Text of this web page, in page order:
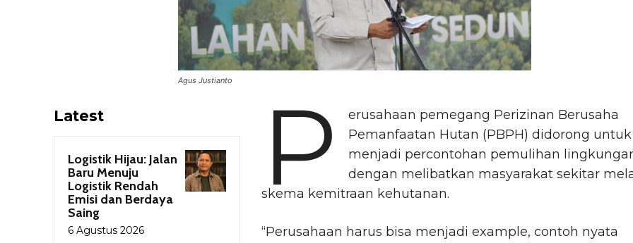
Agus Justianto
Latest
Logistik Hijau: Jalan
Baru Menuju
Logistik Rendah
Emisi dan Berdaya
Saing
6 Agustus 2026
P
erusahaan pemegang Perizinan Berusaha
Pemanfaatan Hutan (PBPH) didorong untuk
menjadi percontohan pemulihan
dengan melibatkan masyarakat sekitar
skema kemitraan kehutanan.
“Perusahaan harus bisa menjadi example, contoh nyata